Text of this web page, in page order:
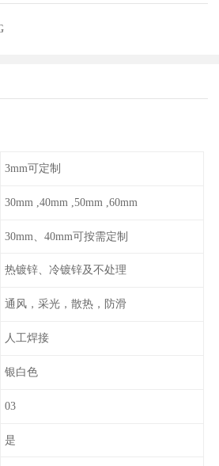
3mm可定制
30mm ,40mm ,50mm ,60mm
30mm、40mm可按需定制
热镀锌、冷镀锌及不处理
通风，采光，散热，防滑
人工焊接
银白色
03
是